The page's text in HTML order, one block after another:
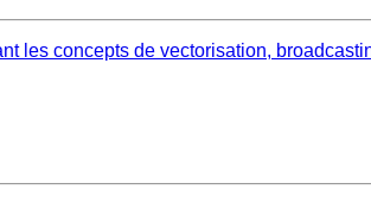
les concepts de vectorisation,